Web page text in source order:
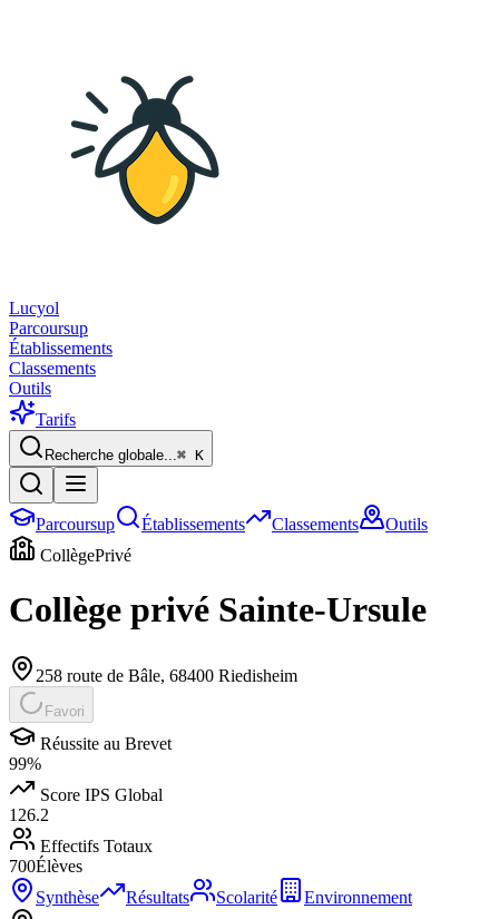
Lucyol
Parcoursup
Établissements
Classements
Outils
Tarifs
Recherche globale...⌘ K
Parcoursup Établissements Classements
Outils
CollègePrivé
Collège privé Sainte-Ursule
258 route de Bâle, 68400 Riedisheim
Favori
Réussite au Brevet
99%
Score IPS Global
126.2
Effectifs Totaux
700Élèves
Synthèse
Résultats Scolarité Environnement